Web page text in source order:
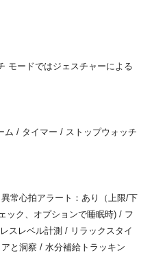
モードではジェスチャーによる
/ タイマー / ストップウォッチ
常心拍アラート：あり（上限/下
ック、オプションで睡眠時) / フ
スレベル計測 / リラックスタイ
と洞察 / 水分補給トラッキン